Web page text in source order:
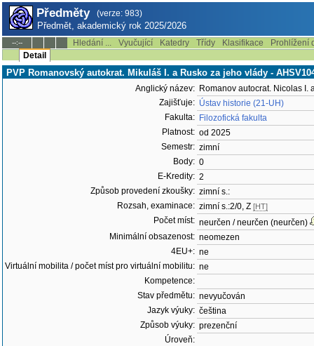
Předměty (verze: 983)
Předmět, akademický rok 2025/2026
--:-- Hledání ... Vyučující Katedry Třídy Klasifikace
Prohlížení
Detail
PVP Romanovský autokrat. Mikuláš I. a Rusko za jeho vlády -
Anglický název: Romanov autocrat. Nicolas I.
Zajišťuje: Ústav historie (21-UH)
Fakulta: Filozofická fakulta
Platnost: od 2025
Semestr: zimní
Body: 0
E-Kredity: 2
Způsob provedení zkoušky: zimní s.:
Rozsah, examinace: zimní s.:2/0, Z [HT]
Počet míst: neurčen / neurčen (neurčen)
Minimální obsazenost: neomezen
4EU+: ne
Virtuální mobilita / počet míst pro virtuální mobilitu: ne
Kompetence:
Stav předmětu: nevyučován
Jazyk výuky: čeština
Způsob výuky: prezenční
Úroveň: